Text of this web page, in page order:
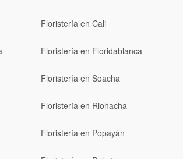
Floristería en Cali
Floristería en Floridablanca
Floristería en Soacha
Floristería en Riohacha
Floristería en Popayán